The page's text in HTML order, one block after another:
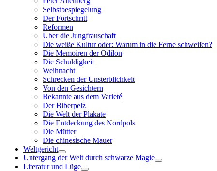
Selbstbespiegelung
Der Fortschritt
Reformen
Über die Jungfrauschaft
Die weiße Kultur oder: Warum in die Ferne schweifen?
Die Memoiren der Odilon
Die Schuldigkeit
Weihnacht
Schrecken der Unsterblichkeit
Von den Gesichtern
Bekannte aus dem Varieté
Der Biberpelz
Die Welt der Plakate
Die Entdeckung des Nordpols
Die Mütter
Die chinesische Mauer
Weltgericht
Untergang der Welt durch schwarze Magie
Literatur und Lüge